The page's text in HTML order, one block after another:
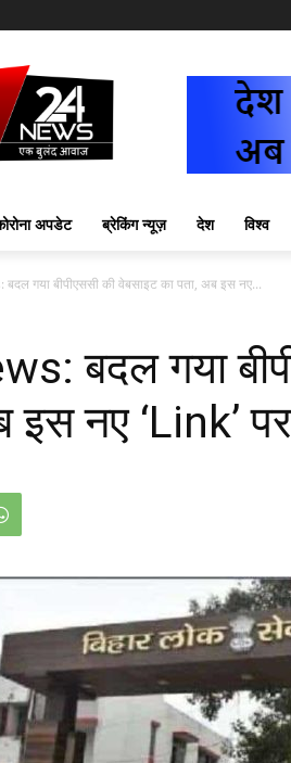
अपडेट ब्रेकिंग न्यूज़ देश विश्व
गया बीपीएससी की वेबसाइट का पता, अब इस नए...
बदल गया
इस नए ‘Link’